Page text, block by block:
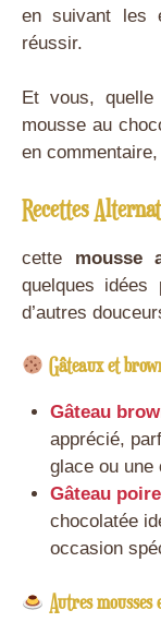
en suivant les
réussir.
Et vous,
mousse au
en
Recettes
cette mousse
quelques
d’autres
Gâteaux et
Gâteau
apprécié,
glace ou une
Gâteau
chocolatée
occasion
Autres mousses